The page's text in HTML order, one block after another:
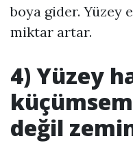
boya gider. Yüzey
miktar artar.
4) Yüzey
değil